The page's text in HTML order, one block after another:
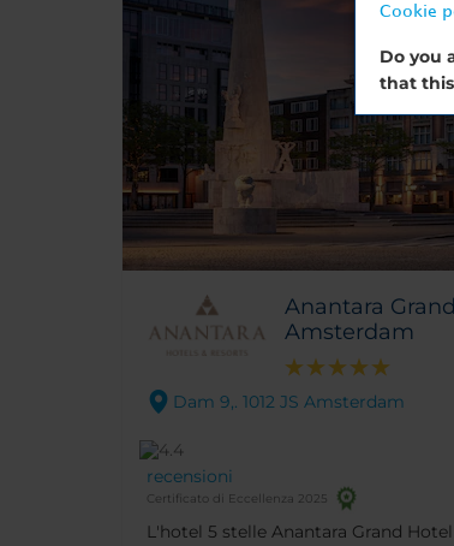
Anantara
Amsterdam
Dam 9,. 1012 JS Amsterdam
recensioni
Certificato di Eccellenza 2025
L'hotel 5 stelle Anantara Grand
Cookie
Do you
that